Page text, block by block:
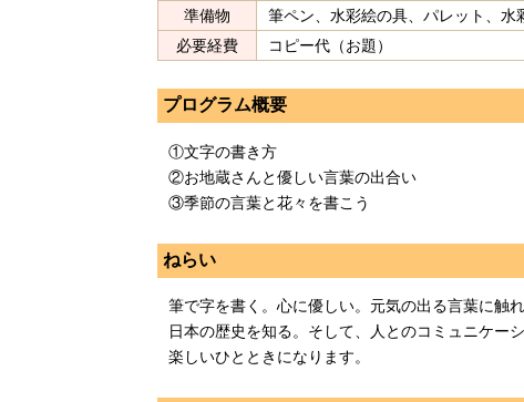
準備物
筆ペン、水彩絵の具、パレット、水
必要経費
コピー代（お題）
プログラム概要
①文字の書き方
②お地蔵さんと優しい言葉の出合い
③季節の言葉と花々を書こう
ねらい
筆で字を書く。心に優しい。元気の出る言葉に触れ
日本の歴史を知る。そして、人とのコミュニケーシ
楽しいひとときになります。